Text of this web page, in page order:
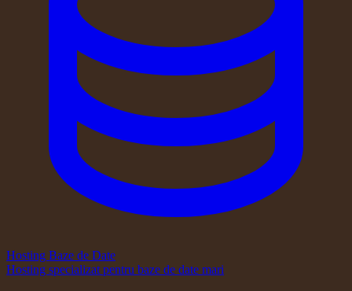
Hosting Baze de Date
Hosting specializat pentru baze de date mari